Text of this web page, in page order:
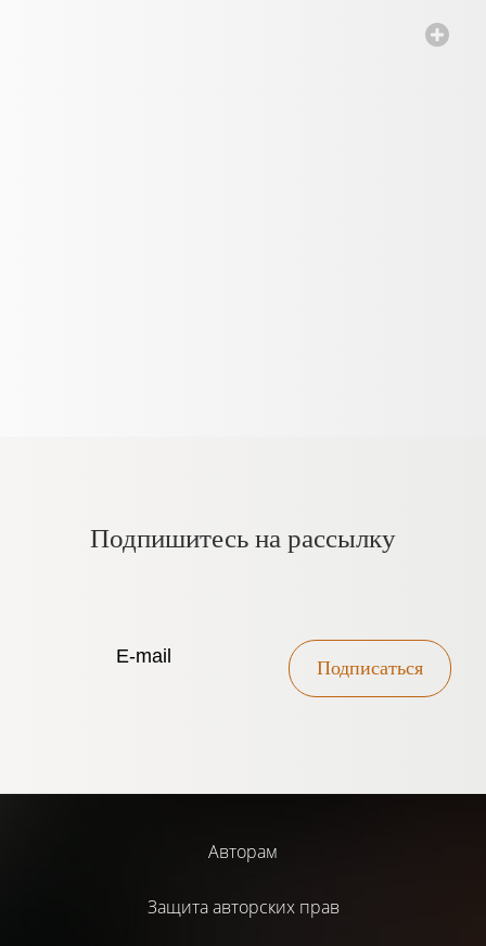
Подпишитесь на рассылку
Подписаться
Авторам
Защита авторских прав